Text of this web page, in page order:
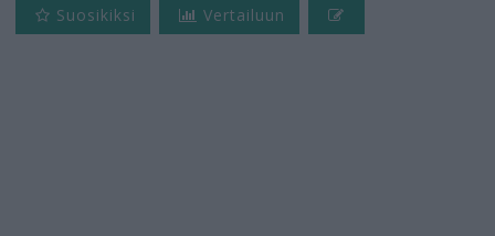
Suosikiksi Vertailuun